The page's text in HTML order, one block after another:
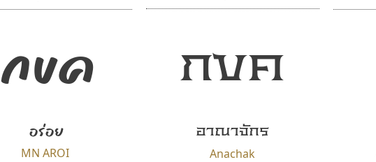
กขค
อร่อย
MN AROI
กขค
อาณาจักร
Anachak